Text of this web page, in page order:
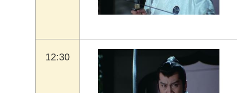
12:30